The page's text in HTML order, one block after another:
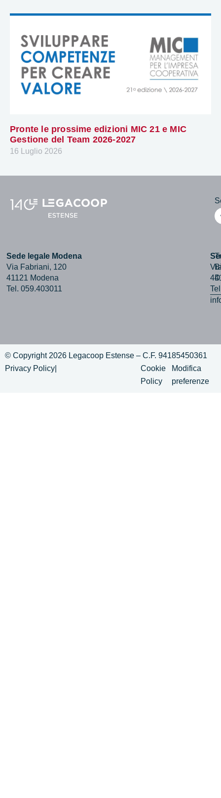
Pronte le prossime edizioni MIC 21 e MIC
Gestione del Team 2026-2027
16 Luglio 2026
Sede legale Modena
Via Fabriani, 120
41121 Modena
Tel. 059.403011
© Copyright 2026 Legacoop Estense – C.F. 94185450361
Privacy Policy
Cookie
Policy
Modifica
preferenze